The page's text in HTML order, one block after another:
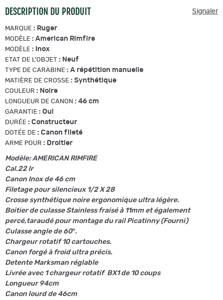
DESCRIPTION DU PRODUIT Signaler
MARQUE : Ruger
MODÈLE : American Rimfire
MODÈLE : Inox
ETAT DE L'OBJET : Neuf
TYPE DE CARABINE : A répétition manuelle
MATIÈRE DE CROSSE : Synthétique
COULEUR : Noire
LONGUEUR DE CANON : 46 cm
GARANTIE : Oui
DURÉE : Constructeur
DOTÉE DE : Canon fileté
ARME POUR : Droitier
Modèle: AMERICAN RIMFIRE
Cal.22 lr
Canon Inox de 46 cm
Filetage pour silencieux 1/2 X 28
Crosse synthétique noire ergonomique ultra légère.
Boitier de culasse Stainless fraisé à 11mm et également
percé,taraudé pour montage du rail Picatinny (Fourni)
Culasse angle de 60°.
Chargeur rotatif 10 cartouches.
Canon forgé à froid ultra précis.
Detente Marksman réglable
Livrée avec 1 chargeur rotatif BX1 de 10 coups
Longueur 94cm
Canon lourd de 46cm